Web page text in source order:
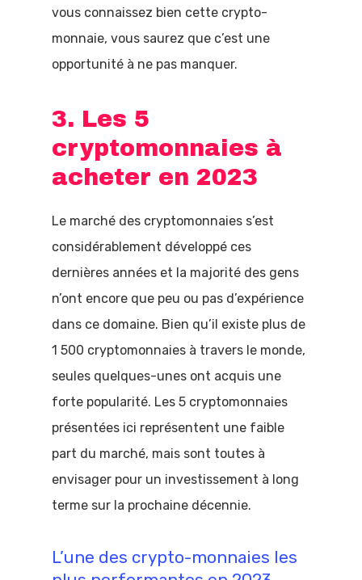
vous connaissez bien cette crypto-
monnaie, vous saurez que c’est une
opportunité à ne pas manquer.
3. Les 5
cryptomonnaies à
acheter en 2023
Le marché des cryptomonnaies s’est
considérablement développé ces
dernières années et la majorité des gens
n’ont encore que peu ou pas d’expérience
dans ce domaine. Bien qu’il existe plus de
1 500 cryptomonnaies à travers le monde,
seules quelques-unes ont acquis une
forte popularité. Les 5 cryptomonnaies
présentées ici représentent une faible
part du marché, mais sont toutes à
envisager pour un investissement à long
terme sur la prochaine décennie.
L’une des crypto-monnaies les